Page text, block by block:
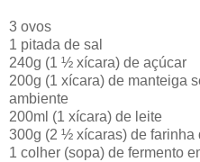
3 ovos
1 pitada de sal
240g (1 ½ xícara) de açúcar
200g (1 xícara) de manteiga
ambiente
200ml (1 xícara) de leite
300g (2 ½ xícaras) de farinha
1 colher (sopa) de fermento